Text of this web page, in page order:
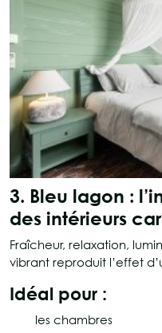
3. Bleu lagon :
des intérieurs
Fraîcheur, relaxation,
vibrant reproduit l’effet
Idéal pour :
les chambres